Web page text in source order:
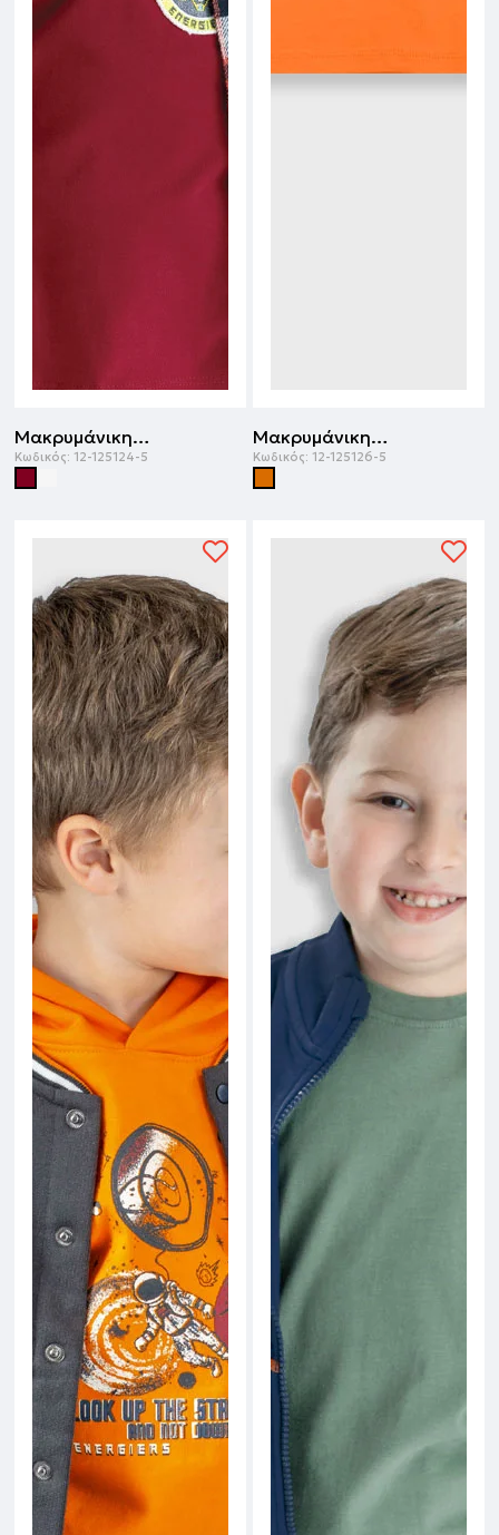
Μακρυμάνικη μπλούζα | ΜΠΟΡΝΤΩ
Κωδικός: 12-125124-5
Μακρυμάνικη μπλούζα | ΠΟΡΤΟΚΑΛΙ
Κωδικός: 12-125126-5